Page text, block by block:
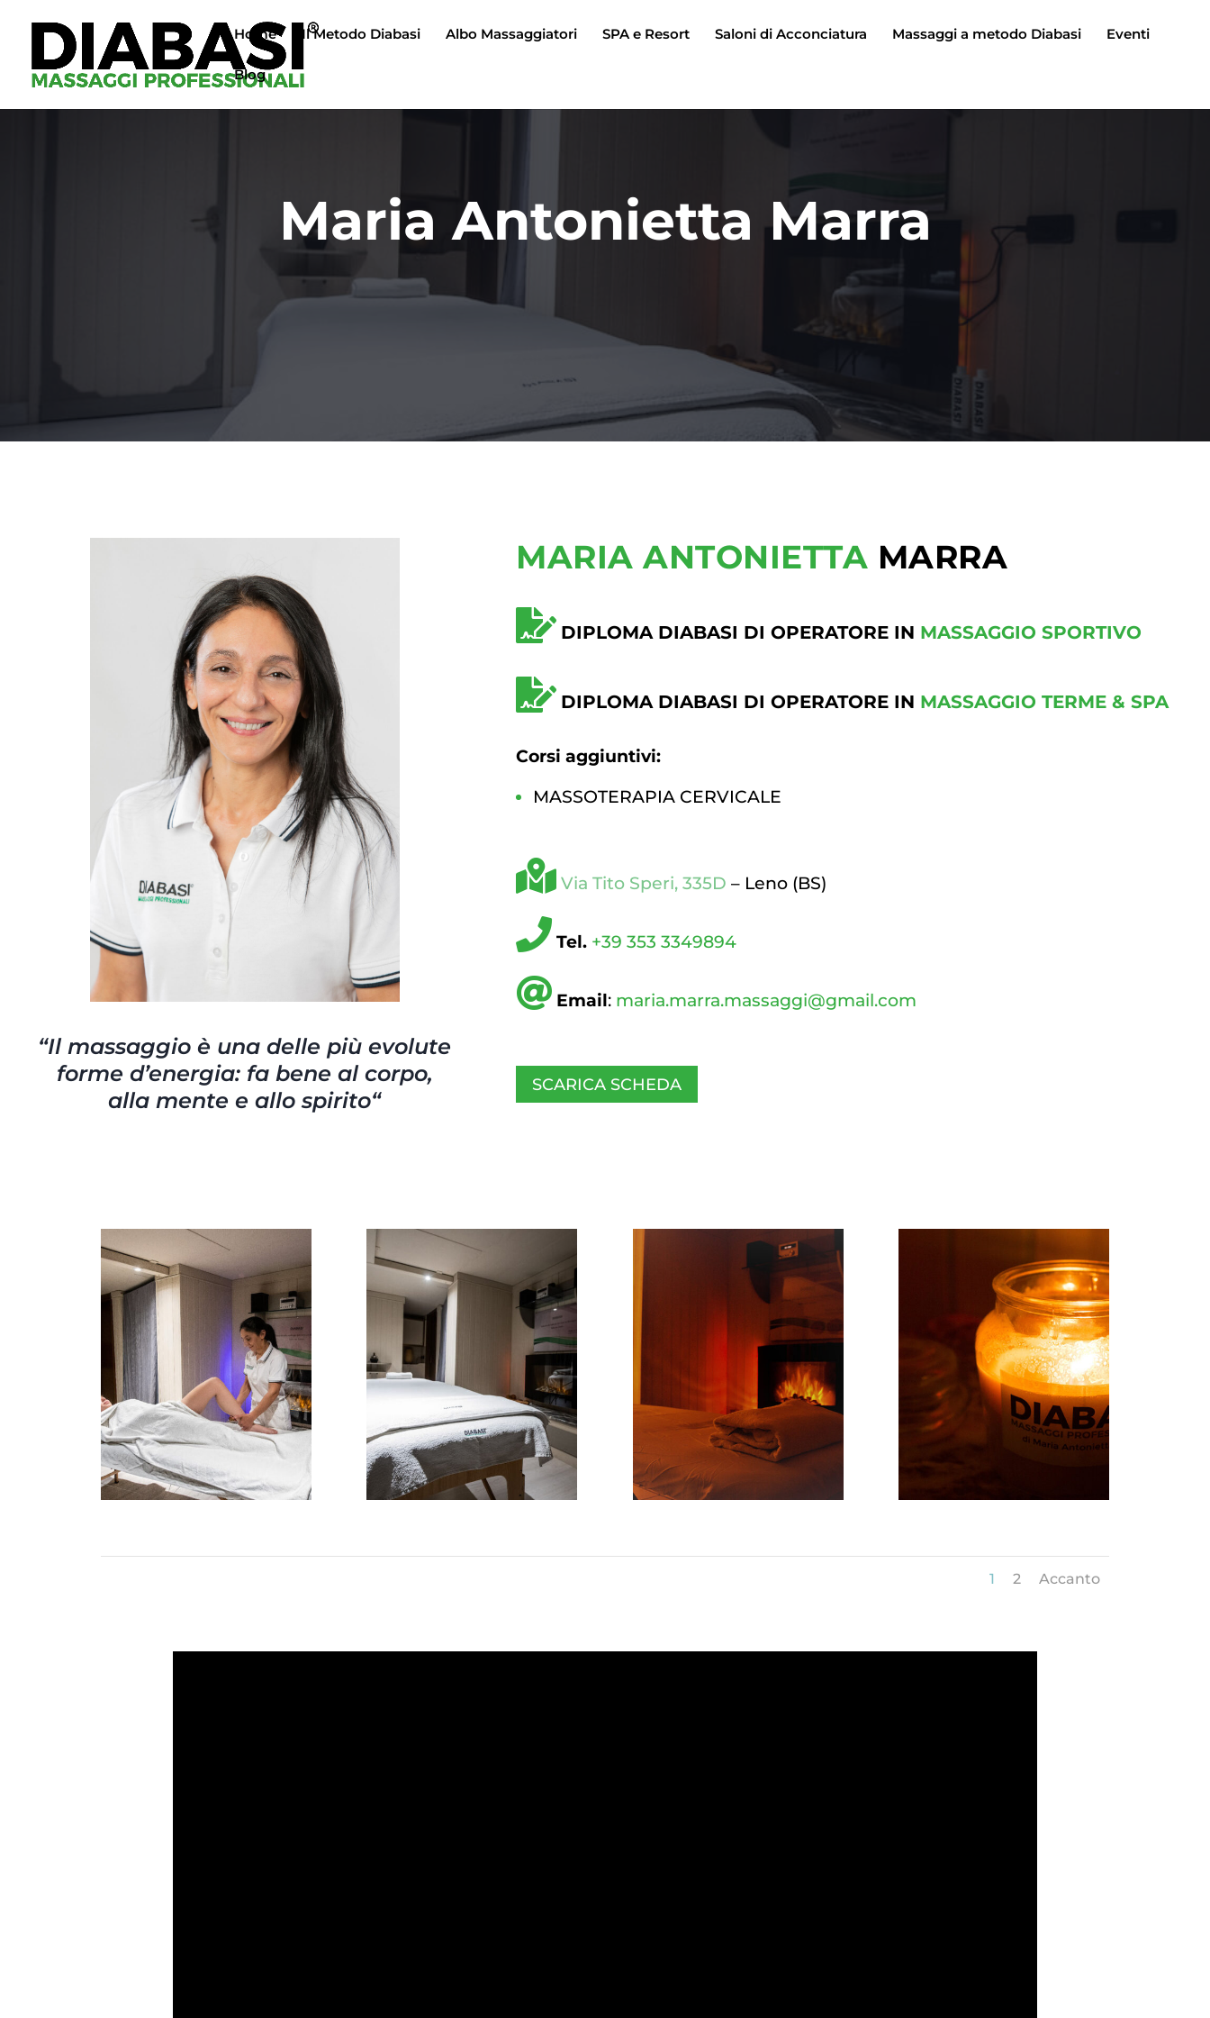
Home Il Metodo Diabasi Albo Massaggiatori SPA e Resort Saloni di Acconciatura Massaggi a metodo Diabasi Eventi
Blog
Maria Antonietta Marra
“Il massaggio è una delle più evolute
forme d’energia: fa bene al corpo,
alla mente e allo spirito“
MARIA ANTONIETTA MARRA
DIPLOMA DIABASI DI OPERATORE IN MASSAGGIO SPORTIVO
DIPLOMA DIABASI DI OPERATORE IN MASSAGGIO TERME & SPA
Corsi aggiuntivi:
MASSOTERAPIA CERVICALE
Via Tito Speri, 335D – Leno (BS)
Tel. +39 353 3349894
Email: maria.marra.massaggi@gmail.com
SCARICA SCHEDA
1 2 Accanto